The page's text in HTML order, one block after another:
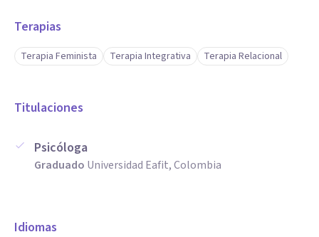
Terapias
Terapia Feminista Terapia Integrativa Terapia Relacional
Titulaciones
Psicóloga
Graduado Universidad Eafit, Colombia
Idiomas